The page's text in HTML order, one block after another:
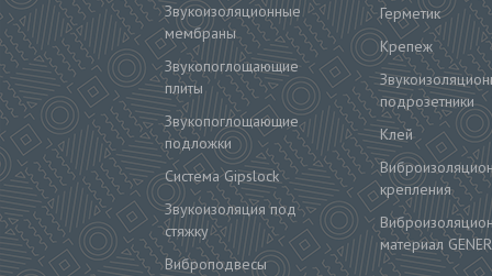
Звукоизоляционные
мембраны
Звукопоглощающие
плиты
Звукопоглощающие
подложки
Система Gipslock
Звукоизоляция под
стяжку
Виброподвесы
Герметик
Крепеж
подрозетники
Клей
крепления
материал